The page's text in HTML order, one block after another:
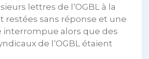
lettres de l‘OGBL à la
restées sans réponse et une
interrompue alors que des
de l‘OGBL étaient